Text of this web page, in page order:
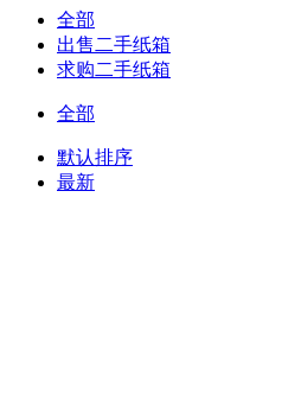
全部
出售二手纸箱
求购二手纸箱
全部
默认排序
最新